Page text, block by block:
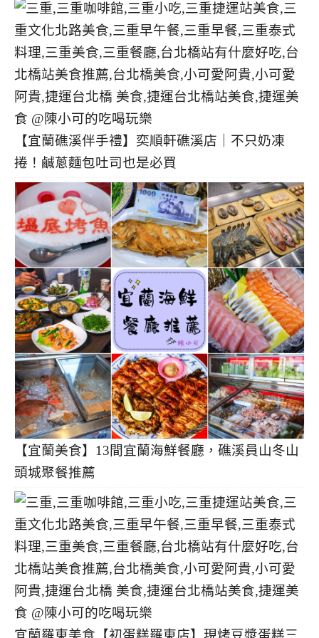
【宜蘭礁溪伴手禮】奕順軒礁溪店｜不只奶凍
捲！鹹蔥麵包吐司也是必買
【宜蘭美食】13間宜蘭海鮮餐廳，礁溪員山冬山
頭城聚餐推薦
宜蘭羅東美食【初蛋糕羅東店】現烤豆漿蛋糕三